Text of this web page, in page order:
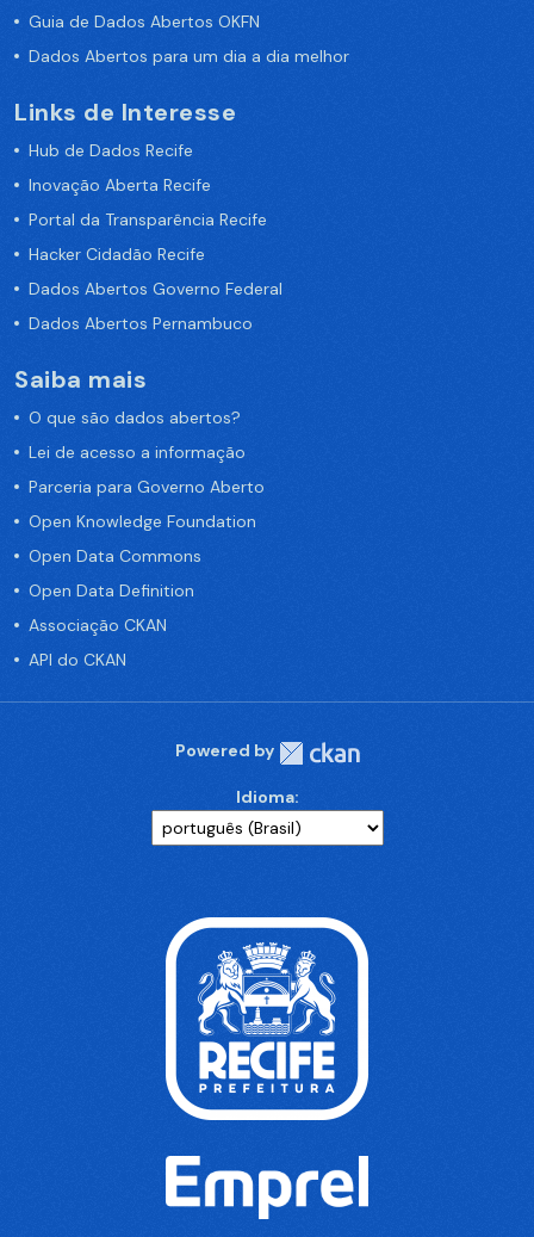
Guia de Dados Abertos OKFN
Dados Abertos para um dia a dia melhor
Links de Interesse
Hub de Dados Recife
Inovação Aberta Recife
Portal da Transparência Recife
Hacker Cidadão Recife
Dados Abertos Governo Federal
Dados Abertos Pernambuco
Saiba mais
O que são dados abertos?
Lei de acesso a informação
Parceria para Governo Aberto
Open Knowledge Foundation
Open Data Commons
Open Data Definition
Associação CKAN
API do CKAN
Powered by
Idioma